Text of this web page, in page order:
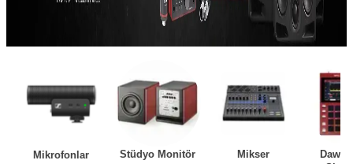
Mikrofonlar Stüdyo Monitör Mikser
Daw